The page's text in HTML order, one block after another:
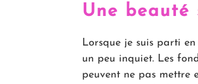
Une beauté
Lorsque je suis parti
un peu inquiet. Les
peuvent ne pas mettre